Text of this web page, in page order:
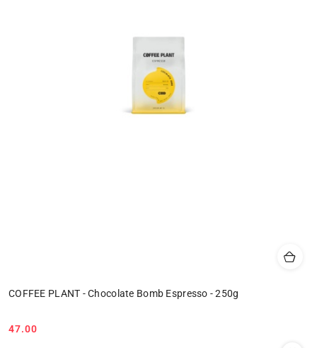
COFFEE PLANT - Chocolate Bomb Espresso - 250g
Cena:
47.00